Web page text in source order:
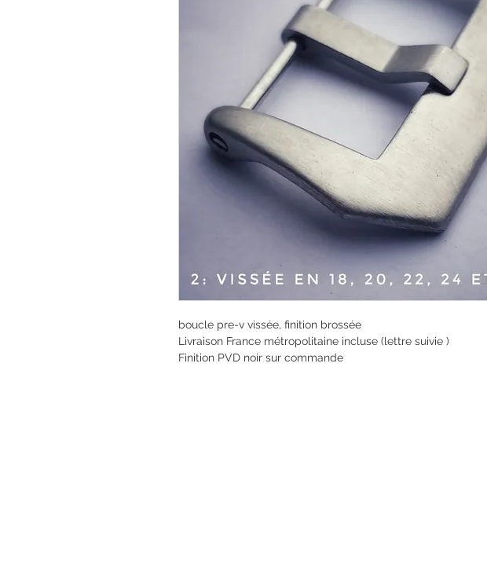
boucle pre-v vissée, finition brossée
Livraison France métropolitaine incluse (lettre suivie )
Finition PVD noir sur commande